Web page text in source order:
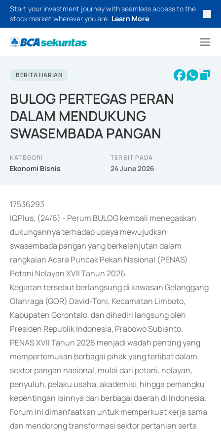
Start your investment journey with seamless access to the
stock market wherever you are. Learn More
BERITA HARIAN
BULOG PERTEGAS PERAN
DALAM MENDUKUNG
SWASEMBADA PANGAN
KATEGORI
Ekonomi Bisnis
TERBIT PADA
24 June 2026
17536293
IQPlus, (24/6) - Perum BULOG kembali menegaskan
dukungannya terhadap upaya mewujudkan
swasembada pangan yang berkelanjutan dalam
rangkaian Acara Puncak Pekan Nasional (PENAS)
Petani Nelayan XVII Tahun 2026.
Kegiatan tersebut berlangsung di kawasan Gelanggang
Olahraga (GOR) David-Toni, Kecamatan Limboto,
Kabupaten Gorontalo, dan dihadiri langsung oleh
Presiden Republik Indonesia, Prabowo Subianto.
PENAS XVII Tahun 2026 menjadi wadah penting yang
mempertemukan berbagai pihak yang terlibat dalam
sektor pangan nasional, mulai dari petani, nelayan,
penyuluh, pelaku usaha, akademisi, hingga pemangku
kepentingan lainnya dari berbagai daerah di Indonesia.
Forum ini dimanfaatkan untuk memperkuat kerja sama
dan mendorong transformasi sektor pertanian serta